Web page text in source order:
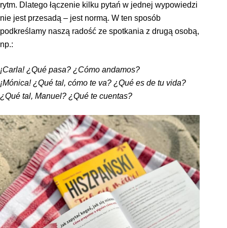
rytm. Dlatego łączenie kilku pytań w jednej wypowiedzi
nie jest przesadą – jest normą. W ten sposób
podkreślamy naszą radość ze spotkania z drugą osobą,
np.:
¡Carla! ¿Qué pasa? ¿Cómo andamos?
¡Mónica!¿Qué tal, cómo te va? ¿Qué es de tu vida?
¿Qué tal, Manuel? ¿Qué te cuentas?